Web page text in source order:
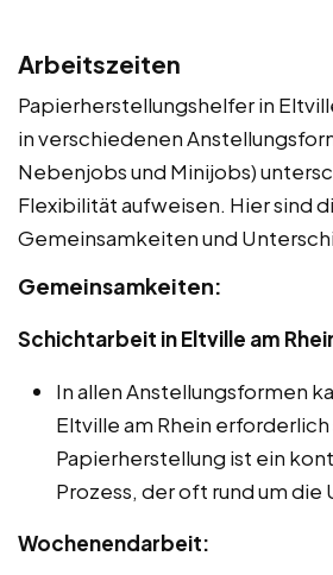
Arbeitszeiten
Papierherstellungshelfer in
in verschiedenen
Nebenjobs und Minijobs)
Flexibilität aufweisen. Hier sind
Gemeinsamkeiten und
Gemeinsamkeiten:
Schichtarbeit in Eltville am
In allen Anstellungsformen
Eltville am Rhein erforderlich
Papierherstellung ist ein
Prozess, der oft rund um die
Wochenendarbeit: